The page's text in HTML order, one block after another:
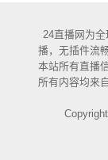
24直播网为
播，无插件流
本站所有直播
所有内容均来